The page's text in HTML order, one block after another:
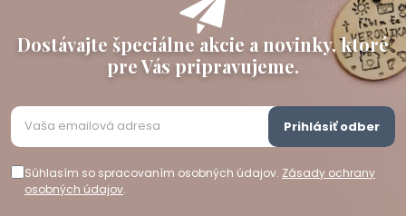
Dostávajte špeciálne akcie a novinky, ktoré
pre Vás pripravujeme.
Súhlasím so spracovaním osobných údajov. Zásady ochrany
osobných údajov.
Prihlásiť odber